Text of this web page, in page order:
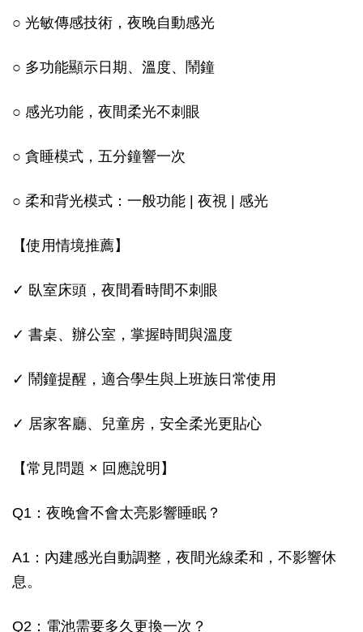
○ 光敏傳感技術，夜晚自動感光
○ 多功能顯示日期、溫度、鬧鐘
○ 感光功能，夜間柔光不刺眼
○ 貪睡模式，五分鐘響一次
○ 柔和背光模式：一般功能 | 夜視 | 感光
【使用情境推薦】
✓ 臥室床頭，夜間看時間不刺眼
✓ 書桌、辦公室，掌握時間與溫度
✓ 鬧鐘提醒，適合學生與上班族日常使用
✓ 居家客廳、兒童房，安全柔光更貼心
【常見問題 × 回應說明】
Q1：夜晚會不會太亮影響睡眠？
A1：內建感光自動調整，夜間光線柔和，不影響休
息。
Q2：電池需要多久更換一次？